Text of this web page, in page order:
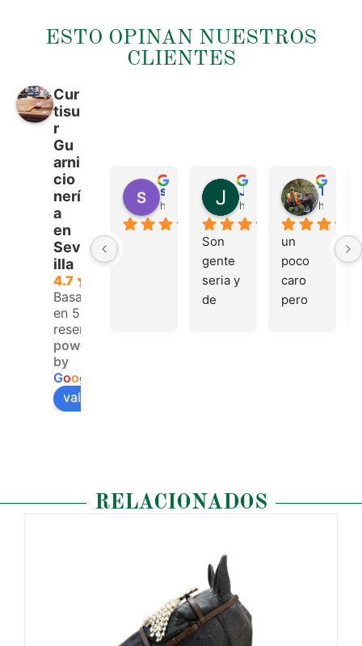
ESTO OPINAN NUESTROS
CLIENTES
Cur
tisu
r
Gu
arni
cio
nerí
a
en
Sev
illa
4.7
Basado
en 53
reseñas.
powered
by
Goog
valóranos en
hace 4 meses hace 4 meses
Son
gente
seria y
de
hace 4
un
poco
caro
pero
RELACIONADOS